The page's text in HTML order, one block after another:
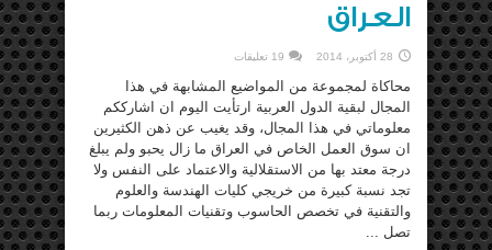
العراق
28 أكتوبر، 2014 19 تعليقات
محاكاة لمجموعة من المواضيع المشابهة في هذا
المجال لبقية الدول العربية ارتأيت اليوم ان اشارككم
معلوماتي في هذا المجال، وقد يغيب عن ذهن الكثيرين
ان سوق العمل الخاص في العراق ما زال يحبو ولم يبلغ
درجة معتد بها من الاستقلالية والاعتماد على النفس ولا
تجد نسبة كبيرة من خريجي كليات الهندسة والعلوم
والتقنية في تخصص الحاسوب وتقنيات المعلومات ربما
تصل ...